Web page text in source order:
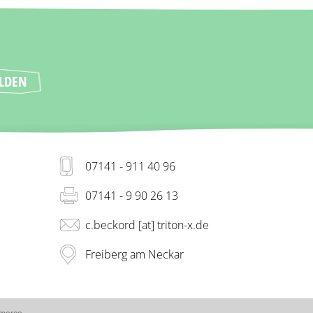
07141 - 911 40 96
07141 - 9 90 26 13
c.beckord [at] triton-x.de
Freiberg am Neckar